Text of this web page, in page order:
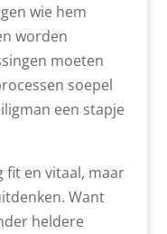
wie hem
worden
moeten
soepel
een stapje
fit en vitaal, maar
Want
heldere